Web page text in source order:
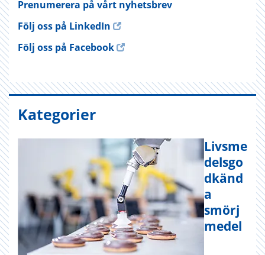
Prenumerera på vårt nyhetsbrev
Följ oss på LinkedIn
Följ oss på Facebook
Kategorier
Livsme
delsgo
dkänd
a
smörj
medel